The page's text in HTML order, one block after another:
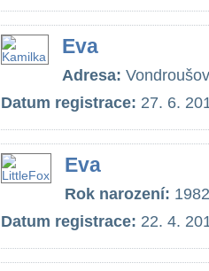
Eva
Adresa:
Datum registrace: 27. 6.
Eva
Rok narození: 1982
Datum registrace: 22. 4.